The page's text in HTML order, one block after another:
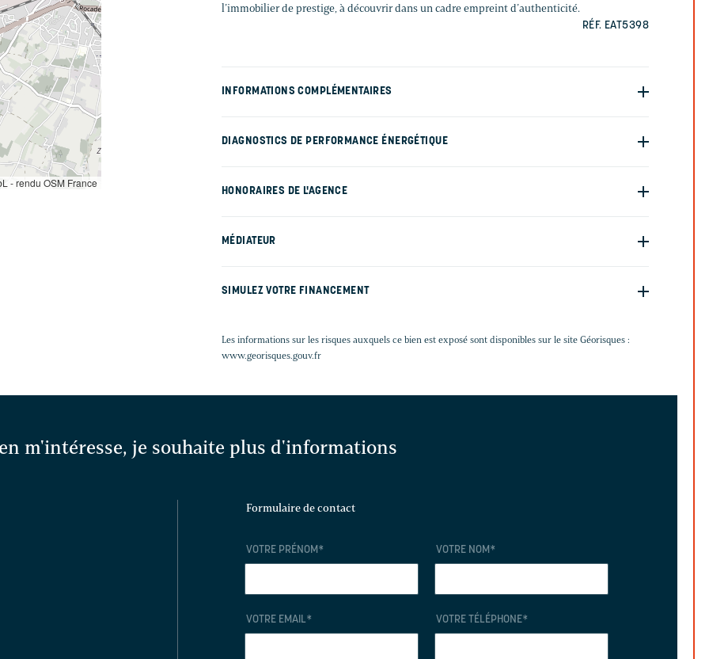
l’immobilier de prestige, à découvrir dans un cadre empreint d’authenticité.
RÉF. EAT5398
INFORMATIONS COMPLÉMENTAIRES
DIAGNOSTICS DE PERFORMANCE ÉNERGÉTIQUE
HONORAIRES DE L'AGENCE
MÉDIATEUR
SIMULEZ VOTRE FINANCEMENT
Les informations sur les risques auxquels ce bien est exposé sont disponibles sur le site Géorisques :
www.georisques.gouv.fr
- rendu OSM France
m'intéresse, je souhaite plus d'informations
Formulaire de contact
VOTRE PRÉNOM * VOTRE NOM *
VOTRE EMAIL* VOTRE TÉLÉPHONE*